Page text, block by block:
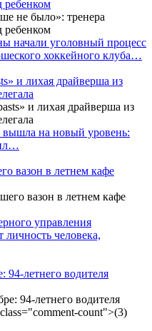
ребенком
начали уголовный процесс
хоккейного клуба…
и лихая драйверша из
вышла на новый уровень:
вазон в летнем кафе
управления
человека,
94-летнего водителя